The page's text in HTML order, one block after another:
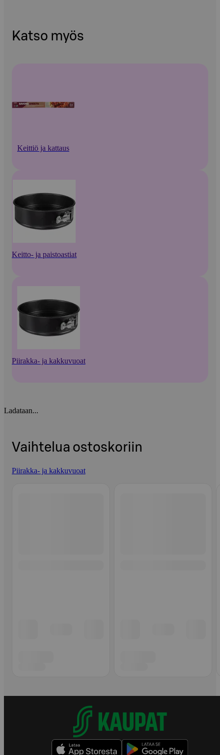
Katso myös
Keittiö ja kattaus
Keitto- ja paistoastiat
Piirakka- ja kakkuvuoat
Ladataan...
Vaihtelua ostoskoriin
Piirakka- ja kakkuvuoat